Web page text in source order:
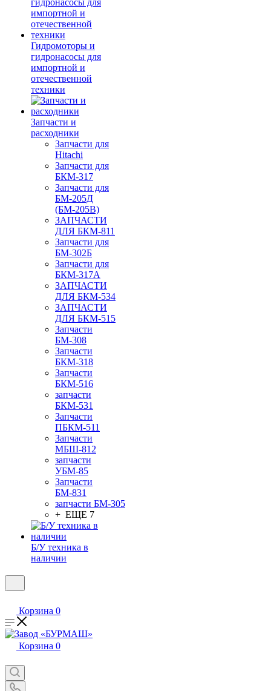
Гидромоторы и
гидронасосы для
импортной и
отечественной
техники
Запчасти и
расходники
Запчасти для
Hitachi
Запчасти для
БКМ-317
Запчасти для
БМ-205Д
(БМ-205В)
ЗАПЧАСТИ
ДЛЯ БКМ-811
Запчасти для
БМ-302Б
Запчасти для
БКМ-317А
ЗАПЧАСТИ
ДЛЯ БКМ-534
ЗАПЧАСТИ
ДЛЯ БКМ-515
Запчасти
БМ-308
Запчасти
БКМ-318
Запчасти
БКМ-516
запчасти
БКМ-531
Запчасти
ПБКМ-511
Запчасти
МБШ-812
запчасти
УБМ-85
Запчасти
БМ-831
запчасти БМ-305
+ ЕЩЕ 7
Б/У техника в
наличии
Корзина 0
Корзина 0